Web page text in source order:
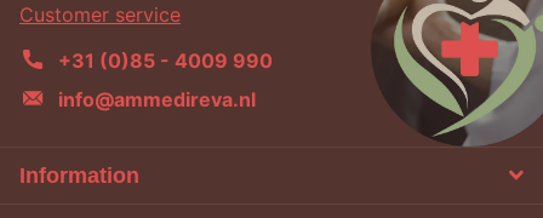
Customer service
+31 (0)85 - 4009 990
info@ammedireva.nl
Information